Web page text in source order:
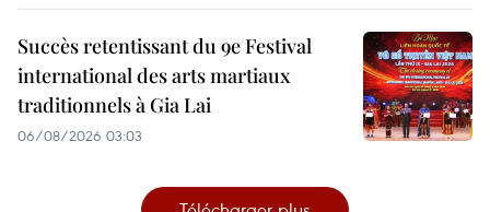
Succès retentissant du 9e Festival
international des arts martiaux
traditionnels à Gia Lai
06/08/2026 03:03